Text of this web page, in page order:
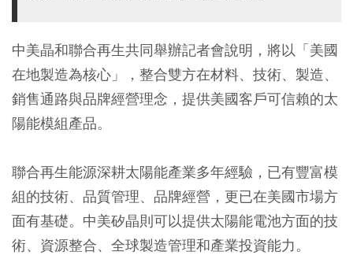
中美晶和聯合再生共同舉辦記者會說明，將以「美國
在地製造為核心」，整合雙方在材料、技術、製造、
銷售通路與品牌經營理念，提供美國客戶可信賴的太
陽能模組產品。
聯合再生能源深耕太陽能產業多年經驗，已有豐富模
組的技術、品質管理、品牌經營，更已在美國市場方
面有基礎。中美矽晶則可以提供太陽能電池方面的技
術、資源整合、全球製造管理和產業投資能力。